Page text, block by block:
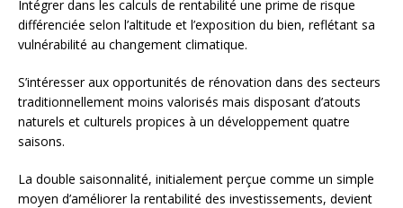
Intégrer dans les calculs de rentabilité une prime de risque
différenciée selon l’altitude et l’exposition du bien, reflétant sa
vulnérabilité au changement climatique.
S’intéresser aux opportunités de rénovation dans des secteurs
traditionnellement moins valorisés mais disposant d’atouts
naturels et culturels propices à un développement quatre
saisons.
La double saisonnalité, initialement perçue comme un simple
moyen d’améliorer la rentabilité des investissements, devient